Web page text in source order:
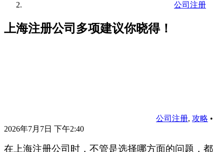
公司注册
上海注册公司多项建议你晓得！
公司注册, 攻略 •
2026年7月7日 下午2:40
在上海注册公司时，不管是选择哪方面的问题，都